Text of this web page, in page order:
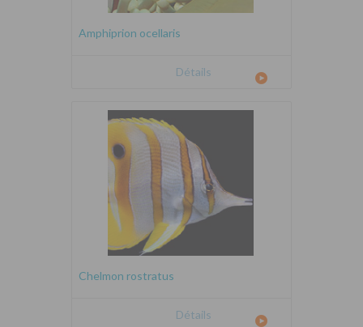
Amphiprion ocellaris
Détails
Chelmon rostratus
Détails